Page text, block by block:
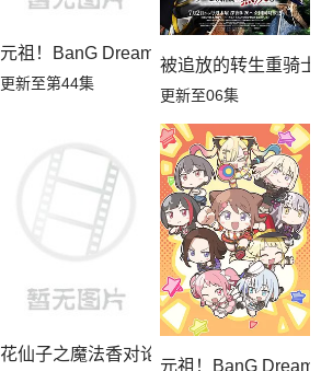
元祖！BanG Dream酱
更新至第44集
被追放的转生重骑
更新至06集
花仙子之魔法香对论
元祖！BanG Dream